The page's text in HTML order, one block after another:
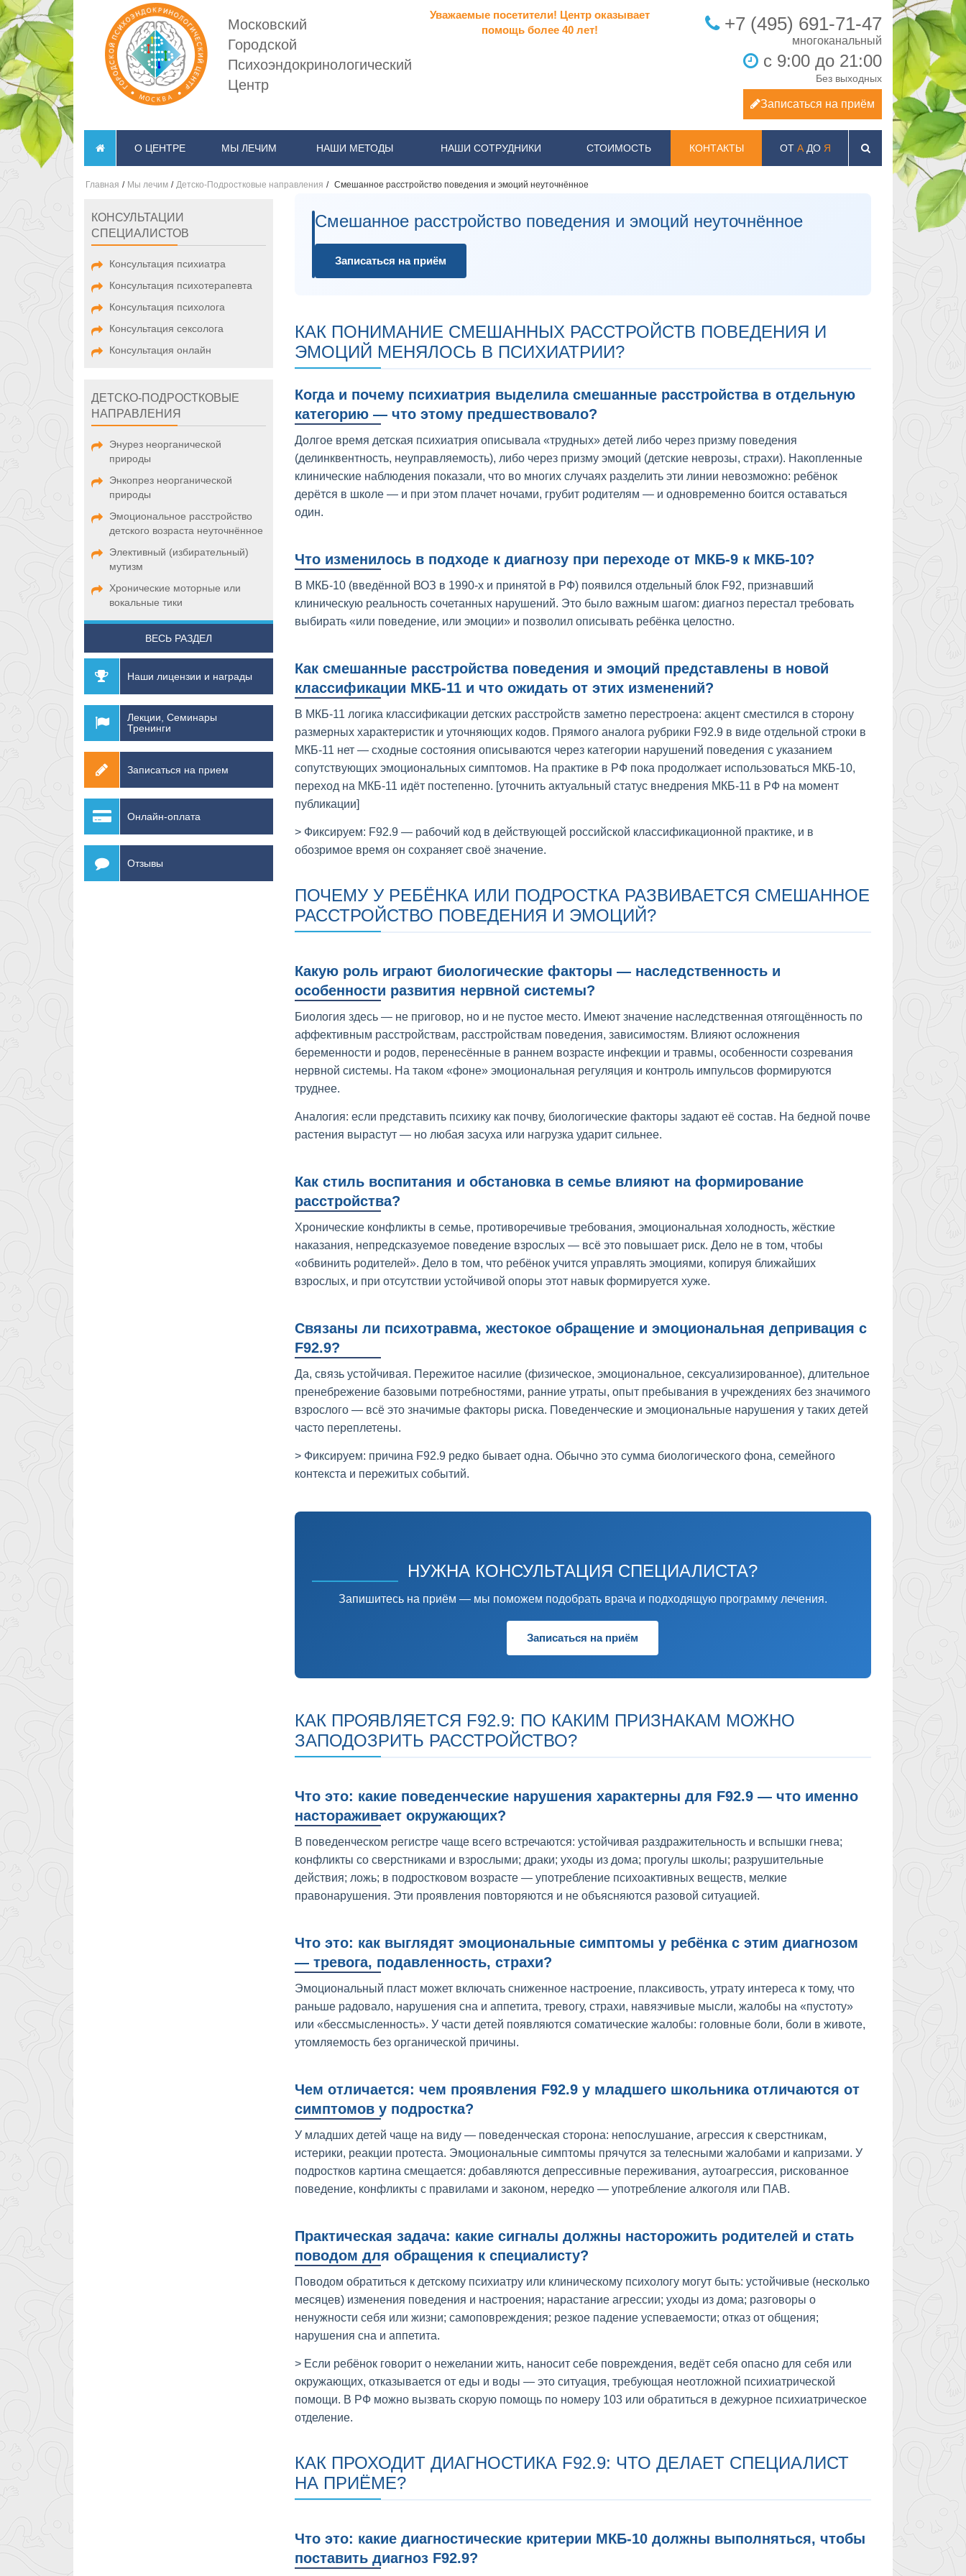
Московский
Городской
Психоэндокринологический
Центр
Уважаемые посетители! Центр оказывает
помощь более 40 лет!
+7 (495) 691-71-47
с 9:00 до 21:00
Без выходных
Записаться на приём
О ЦЕНТРЕ МЫ ЛЕЧИМ НАШИ МЕТОДЫ НАШИ СОТРУДНИКИ СТОИМОСТЬ КОНТАКТЫ ОТ АДО Я
Главная / Мы лечим / Детско-Подростковые направления / Смешанное расстройство поведения и эмоций неуточнённое
КОНСУЛЬТАЦИИ
СПЕЦИАЛИСТОВ
Консультация психиатра
Консультация психотерапевта
Консультация психолога
Консультация сексолога
Консультация онлайн
ДЕТСКО-ПОДРОСТКОВЫЕ
НАПРАВЛЕНИЯ
Энурез неорганической
природы
Энкопрез неорганической
природы
Эмоциональное расстройство
детского возраста неуточнённое
Элективный (избирательный)
мутизм
Хронические моторные или
вокальные тики
ВЕСЬ РАЗДЕЛ
Наши лицензии и награды
Лекции, Семинары
Тренинги
Записаться на прием
Онлайн-оплата
Отзывы
Смешанное расстройство поведения и эмоций неуточнённое
Записаться на приём
КАК ПОНИМАНИЕ СМЕШАННЫХ РАССТРОЙСТВ ПОВЕДЕНИЯ И
ЭМОЦИЙ МЕНЯЛОСЬ В ПСИХИАТРИИ?
Когда и почему психиатрия выделила смешанные расстройства в отдельную
категорию — что этому предшествовало?
Долгое время детская психиатрия описывала «трудных» детей либо через призму поведения
(делинквентность, неуправляемость), либо через призму эмоций (детские неврозы, страхи). Накопленные
клинические наблюдения показали, что во многих случаях разделить эти линии невозможно: ребёнок
дерётся в школе — и при этом плачет ночами, грубит родителям — и одновременно боится оставаться
один.
Что изменилось в подходе к диагнозу при переходе от МКБ-9 к МКБ-10?
В МКБ-10 (введённой ВОЗ в 1990-х и принятой в РФ) появился отдельный блок F92, признавший
клиническую реальность сочетанных нарушений. Это было важным шагом: диагноз перестал требовать
выбирать «или поведение, или эмоции» и позволил описывать ребёнка целостно.
Как смешанные расстройства поведения и эмоций представлены в новой
классификации МКБ-11 и что ожидать от этих изменений?
В МКБ-11 логика классификации детских расстройств заметно перестроена: акцент сместился в сторону
размерных характеристик и уточняющих кодов. Прямого аналога рубрики F92.9 в виде отдельной строки в
МКБ-11 нет — сходные состояния описываются через категории нарушений поведения с указанием
сопутствующих эмоциональных симптомов. На практике в РФ пока продолжает использоваться МКБ-10,
переход на МКБ-11 идёт постепенно. [уточнить актуальный статус внедрения МКБ-11 в РФ на момент
публикации]
> Фиксируем: F92.9 — рабочий код в действующей российской классификационной практике, и в
обозримое время он сохраняет своё значение.
ПОЧЕМУ У РЕБЁНКА ИЛИ ПОДРОСТКА РАЗВИВАЕТСЯ СМЕШАННОЕ
РАССТРОЙСТВО ПОВЕДЕНИЯ И ЭМОЦИЙ?
Какую роль играют биологические факторы — наследственность и
особенности развития нервной системы?
Биология здесь — не приговор, но и не пустое место. Имеют значение наследственная отягощённость по
аффективным расстройствам, расстройствам поведения, зависимостям. Влияют осложнения
беременности и родов, перенесённые в раннем возрасте инфекции и травмы, особенности созревания
нервной системы. На таком «фоне» эмоциональная регуляция и контроль импульсов формируются
труднее.
Аналогия: если представить психику как почву, биологические факторы задают её состав. На бедной почве
растения вырастут — но любая засуха или нагрузка ударит сильнее.
Как стиль воспитания и обстановка в семье влияют на формирование
расстройства?
Хронические конфликты в семье, противоречивые требования, эмоциональная холодность, жёсткие
наказания, непредсказуемое поведение взрослых — всё это повышает риск. Дело не в том, чтобы
«обвинить родителей». Дело в том, что ребёнок учится управлять эмоциями, копируя ближайших
взрослых, и при отсутствии устойчивой опоры этот навык формируется хуже.
Связаны ли психотравма, жестокое обращение и эмоциональная депривация с
F92.9?
Да, связь устойчивая. Пережитое насилие (физическое, эмоциональное, сексуализированное), длительное
пренебрежение базовыми потребностями, ранние утраты, опыт пребывания в учреждениях без значимого
взрослого — всё это значимые факторы риска. Поведенческие и эмоциональные нарушения у таких детей
часто переплетены.
> Фиксируем: причина F92.9 редко бывает одна. Обычно это сумма биологического фона, семейного
контекста и пережитых событий.
НУЖНА КОНСУЛЬТАЦИЯ СПЕЦИАЛИСТА?
Запишитесь на приём — мы поможем подобрать врача и подходящую программу лечения.
Записаться на приём
КАК ПРОЯВЛЯЕТСЯ F92.9: ПО КАКИМ ПРИЗНАКАМ МОЖНО
ЗАПОДОЗРИТЬ РАССТРОЙСТВО?
Что это: какие поведенческие нарушения характерны для F92.9 — что именно
настораживает окружающих?
В поведенческом регистре чаще всего встречаются: устойчивая раздражительность и вспышки гнева;
конфликты со сверстниками и взрослыми; драки; уходы из дома; прогулы школы; разрушительные
действия; ложь; в подростковом возрасте — употребление психоактивных веществ, мелкие
правонарушения. Эти проявления повторяются и не объясняются разовой ситуацией.
Что это: как выглядят эмоциональные симптомы у ребёнка с этим диагнозом
— тревога, подавленность, страхи?
Эмоциональный пласт может включать сниженное настроение, плаксивость, утрату интереса к тому, что
раньше радовало, нарушения сна и аппетита, тревогу, страхи, навязчивые мысли, жалобы на «пустоту»
или «бессмысленность». У части детей появляются соматические жалобы: головные боли, боли в животе,
утомляемость без органической причины.
Чем отличается: чем проявления F92.9 у младшего школьника отличаются от
симптомов у подростка?
У младших детей чаще на виду — поведенческая сторона: непослушание, агрессия к сверстникам,
истерики, реакции протеста. Эмоциональные симптомы прячутся за телесными жалобами и капризами. У
подростков картина смещается: добавляются депрессивные переживания, аутоагрессия, рискованное
поведение, конфликты с правилами и законом, нередко — употребление алкоголя или ПАВ.
Практическая задача: какие сигналы должны насторожить родителей и стать
поводом для обращения к специалисту?
Поводом обратиться к детскому психиатру или клиническому психологу могут быть: устойчивые (несколько
месяцев) изменения поведения и настроения; нарастание агрессии; уходы из дома; разговоры о
ненужности себя или жизни; самоповреждения; резкое падение успеваемости; отказ от общения;
нарушения сна и аппетита.
> Если ребёнок говорит о нежелании жить, наносит себе повреждения, ведёт себя опасно для себя или
окружающих, отказывается от еды и воды — это ситуация, требующая неотложной психиатрической
помощи. В РФ можно вызвать скорую помощь по номеру 103 или обратиться в дежурное психиатрическое
отделение.
КАК ПРОХОДИТ ДИАГНОСТИКА F92.9: ЧТО ДЕЛАЕТ СПЕЦИАЛИСТ
НА ПРИЁМЕ?
Что это: какие диагностические критерии МКБ-10 должны выполняться, чтобы
поставить диагноз F92.9?